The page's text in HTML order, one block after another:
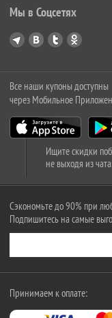
Мы в Соцсетях
Все наши купоны доступны
через Мобильное
Ищите скидки
не выходя из
Сэкономьте до 90% при
Подпишитесь на самые
Принимаем к оплате: